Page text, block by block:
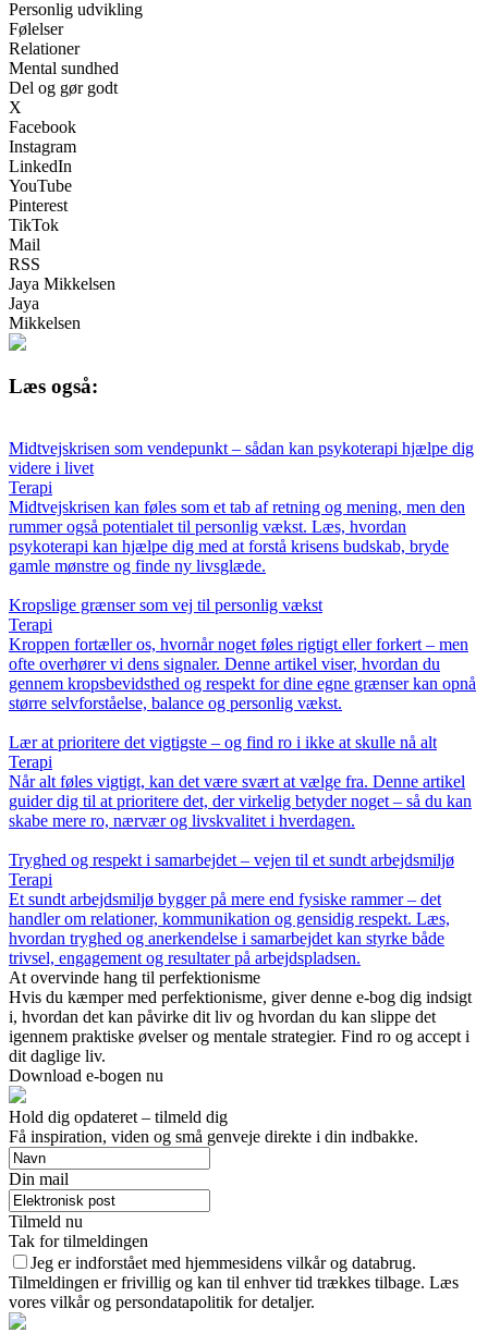
Personlig udvikling
Følelser
Relationer
Mental sundhed
Del og gør godt
X
Facebook
Instagram
LinkedIn
YouTube
Pinterest
TikTok
Mail
RSS
Jaya Mikkelsen
Jaya
Mikkelsen
Læs også:
Midtvejskrisen som vendepunkt – sådan kan psykoterapi hjælpe dig
videre i livet
Terapi
Midtvejskrisen kan føles som et tab af retning og mening, men den
rummer også potentialet til personlig vækst. Læs, hvordan
psykoterapi kan hjælpe dig med at forstå krisens budskab, bryde
gamle mønstre og finde ny livsglæde.
Kropslige grænser som vej til personlig vækst
Terapi
Kroppen fortæller os, hvornår noget føles rigtigt eller forkert – men
ofte overhører vi dens signaler. Denne artikel viser, hvordan du
gennem kropsbevidsthed og respekt for dine egne grænser kan opnå
større selvforståelse, balance og personlig vækst.
Lær at prioritere det vigtigste – og find ro i ikke at skulle nå alt
Terapi
Når alt føles vigtigt, kan det være svært at vælge fra. Denne artikel
guider dig til at prioritere det, der virkelig betyder noget – så du kan
skabe mere ro, nærvær og livskvalitet i hverdagen.
Tryghed og respekt i samarbejdet – vejen til et sundt arbejdsmiljø
Terapi
Et sundt arbejdsmiljø bygger på mere end fysiske rammer – det
handler om relationer, kommunikation og gensidig respekt. Læs,
hvordan tryghed og anerkendelse i samarbejdet kan styrke både
trivsel, engagement og resultater på arbejdspladsen.
At overvinde hang til perfektionisme
Hvis du kæmper med perfektionisme, giver denne e-bog dig indsigt
i, hvordan det kan påvirke dit liv og hvordan du kan slippe det
igennem praktiske øvelser og mentale strategier. Find ro og accept i
dit daglige liv.
Download e-bogen nu
Hold dig opdateret – tilmeld dig
Få inspiration, viden og små genveje direkte i din indbakke.
Din mail
Tilmeld nu
Tak for tilmeldingen
Jeg er indforstået med hjemmesidens vilkår og databrug.
Tilmeldingen er frivillig og kan til enhver tid trækkes tilbage. Læs
vores vilkår og persondatapolitik for detaljer.